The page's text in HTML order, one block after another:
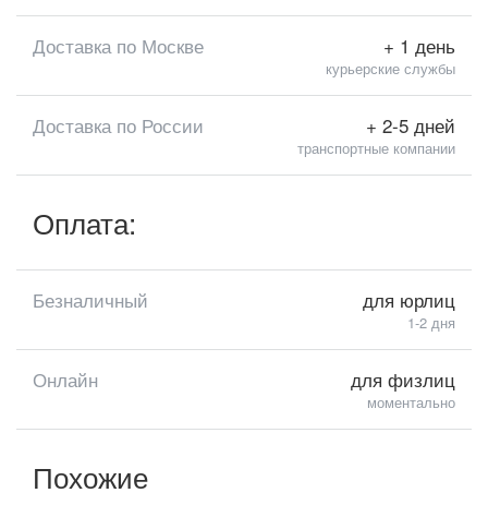
Доставка по Москве + 1 день
курьерские службы
Доставка по России + 2-5 дней
транспортные компании
Оплата:
Безналичный для юрлиц
1-2 дня
Онлайн для физлиц
моментально
Похожие